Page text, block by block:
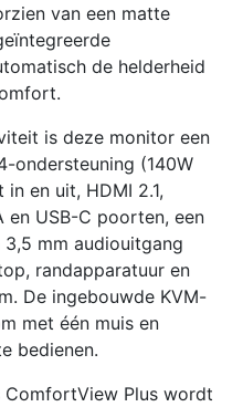
van een matte
de helderheid
is deze monitor een
ondersteuning (140W
en uit, HDMI 2.1,
en USB-C poorten, een
mm audiouitgang
randapparatuur en
De ingebouwde KVM-
met één muis en
bedienen.
Plus wordt